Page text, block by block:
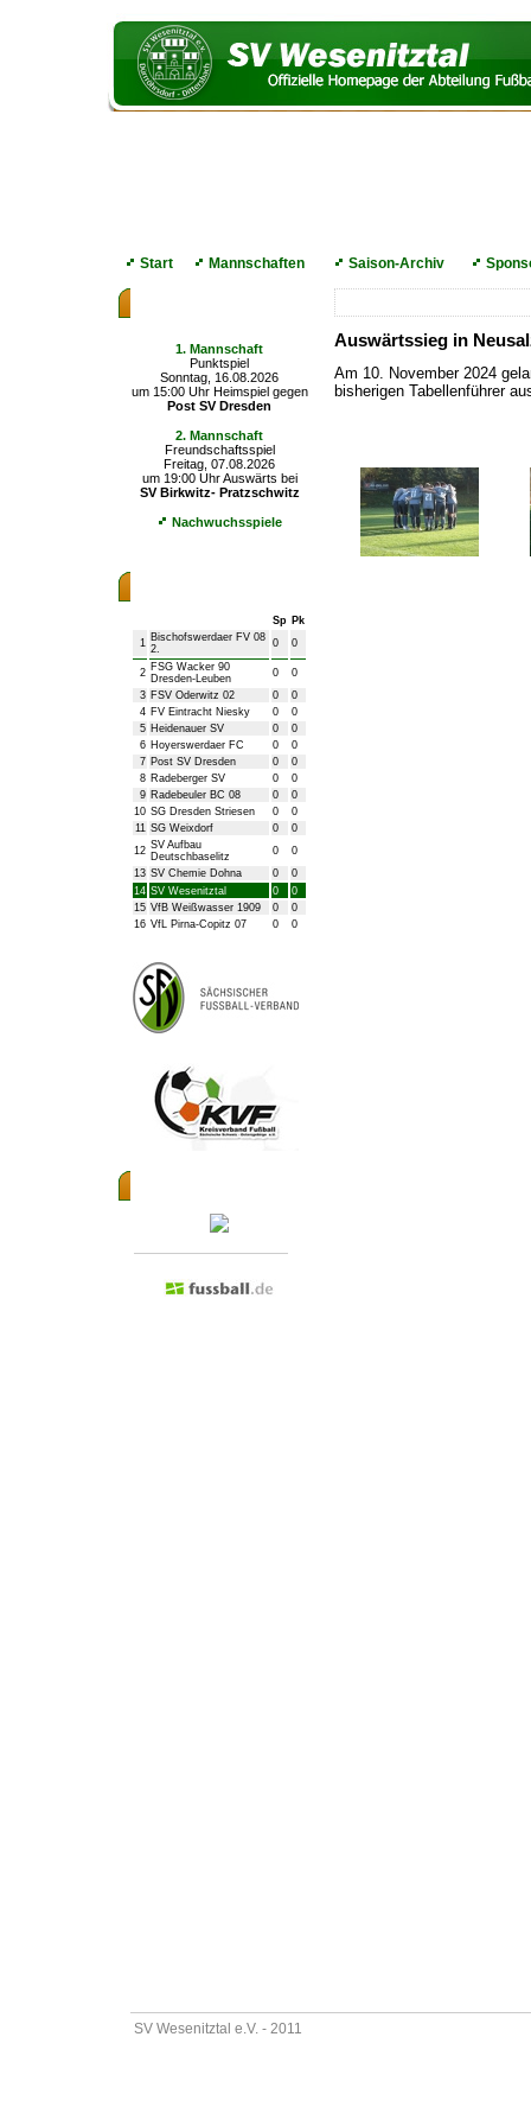
Start Mannschaften Saison-Archiv
1. Mannschaft
Punktspiel
Sonntag, 16.08.2026
um 15:00 Uhr Heimspiel gegen
Post SV Dresden
2. Mannschaft
Freundschaftsspiel
Freitag, 07.08.2026
um 19:00 Uhr Auswärts bei
SV Birkwitz- Pratzschwitz
Nachwuchsspiele
Sp Pk
1 Bischofswerdaer FV 08
2.
0 0
2 FSG Wacker 90
Dresden-Leuben
0
0
3 FSV Oderwitz 02 0
0
4 FV Eintracht Niesky 0
0
5 Heidenauer SV 0
0
6 Hoyerswerdaer FC 0
0
7 Post SV Dresden 0
0
8 Radeberger SV 0
0
9 Radebeuler BC 08 0
0
10 SG Dresden Striesen 0
0
11 SG Weixdorf 0
0
12 SV Aufbau
Deutschbaselitz
0
0
13 SV Chemie Dohna 0
0
14 SV Wesenitztal 0
0
15 VfB Weißwasser 1909 0
0
16 VfL Pirna-Copitz 07 0 0
Auswärtssieg in
Am 10. November 2024
bisherigen Tabellenführer
SV Wesenitztal e.V. - 2011